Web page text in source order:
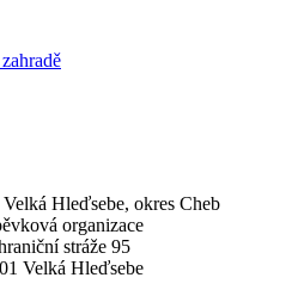
Hleďsebe, okres Cheb
organizace
stráže 95
Velká Hleďsebe